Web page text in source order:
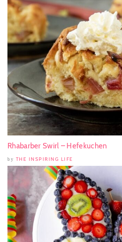
Rhabarber Swirl – Hefekuchen
by THE INSPIRING LIFE